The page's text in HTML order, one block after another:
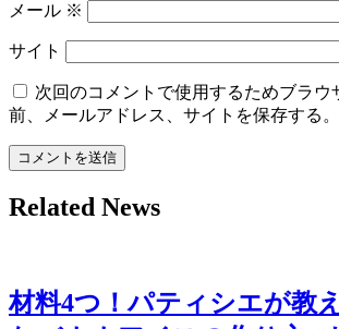
メール ※
サイト
次回のコメントで使用するためブラウ
前、メールアドレス、サイトを保存する。
Related News
材料4つ！パティシエが教